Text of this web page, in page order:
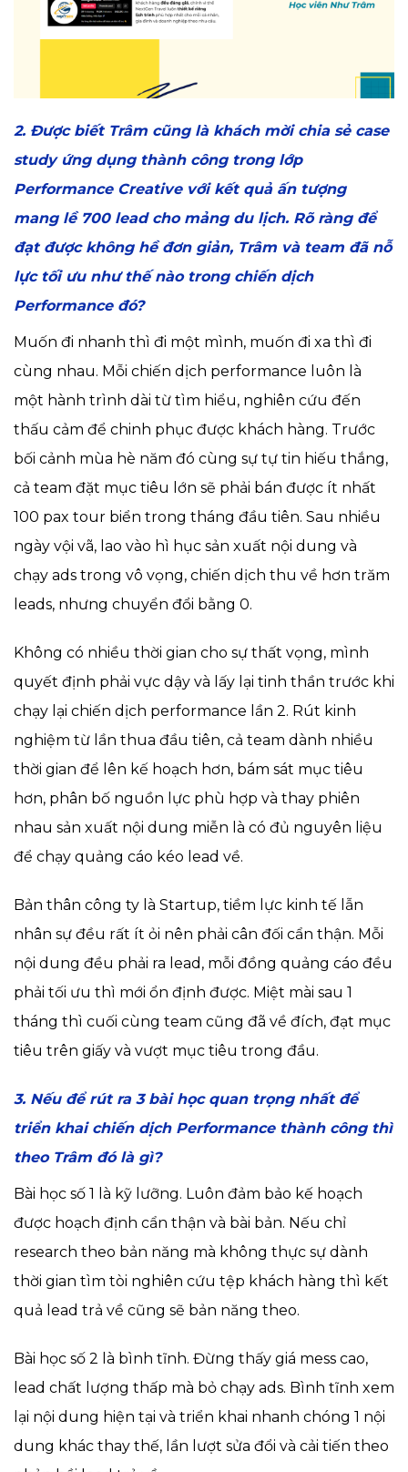
2. Được biết Trâm cũng là khách mời chia sẻ case
study ứng dụng thành công trong lớp
Performance Creative với kết quả ấn tượng
mang lề 700 lead cho mảng du lịch. Rõ ràng để
đạt được không hề đơn giản, Trâm và team đã nỗ
lực tối ưu như thế nào trong chiến dịch
Performance đó?
Muốn đi nhanh thì đi một mình, muốn đi xa thì đi
cùng nhau. Mỗi chiến dịch performance luôn là
một hành trình dài từ tìm hiểu, nghiên cứu đến
thấu cảm để chinh phục được khách hàng. Trước
bối cảnh mùa hè năm đó cùng sự tự tin hiếu thắng,
cả team đặt mục tiêu lớn sẽ phải bán được ít nhất
100 pax tour biển trong tháng đầu tiên. Sau nhiều
ngày vội vã, lao vào hì hục sản xuất nội dung và
chạy ads trong vô vọng, chiến dịch thu về hơn trăm
leads, nhưng chuyển đổi bằng 0.
Không có nhiều thời gian cho sự thất vọng, mình
quyết định phải vực dậy và lấy lại tinh thần trước khi
chạy lại chiến dịch performance lần 2. Rút kinh
nghiệm từ lần thua đầu tiên, cả team dành nhiều
thời gian để lên kế hoạch hơn, bám sát mục tiêu
hơn, phân bố nguồn lực phù hợp và thay phiên
nhau sản xuất nội dung miễn là có đủ nguyên liệu
để chạy quảng cáo kéo lead về.
Bản thân công ty là Startup, tiềm lực kinh tế lẫn
nhân sự đều rất ít ỏi nên phải cân đối cẩn thận. Mỗi
nội dung đều phải ra lead, mỗi đồng quảng cáo đều
phải tối ưu thì mới ổn định được. Miệt mài sau 1
tháng thì cuối cùng team cũng đã về đích, đạt mục
tiêu trên giấy và vượt mục tiêu trong đầu.
3. Nếu để rút ra 3 bài học quan trọng nhất để
triển khai chiến dịch Performance thành công thì
theo Trâm đó là gì?
Bài học số 1 là kỹ lưỡng. Luôn đảm bảo kế hoạch
được hoạch định cẩn thận và bài bản. Nếu chỉ
research theo bản năng mà không thực sự dành
thời gian tìm tòi nghiên cứu tệp khách hàng thì kết
quả lead trả về cũng sẽ bản năng theo.
Bài học số 2 là bình tĩnh. Đừng thấy giá mess cao,
lead chất lượng thấp mà bỏ chạy ads. Bình tĩnh xem
lại nội dung hiện tại và triển khai nhanh chóng 1 nội
dung khác thay thế, lần lượt sửa đổi và cải tiến theo